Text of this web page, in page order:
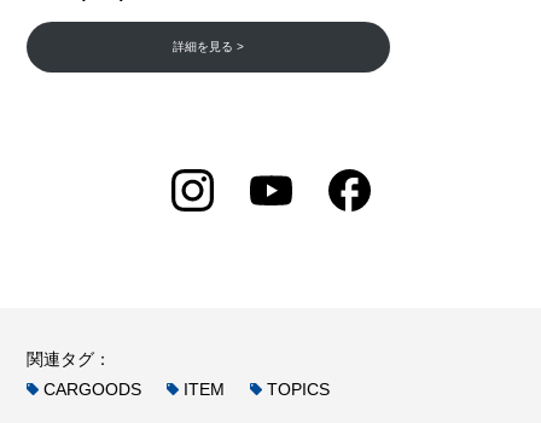
詳細を見る >
関連タグ：
CARGOODS
ITEM TOPICS